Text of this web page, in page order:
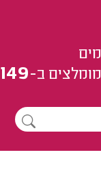
מומלצים ב-149